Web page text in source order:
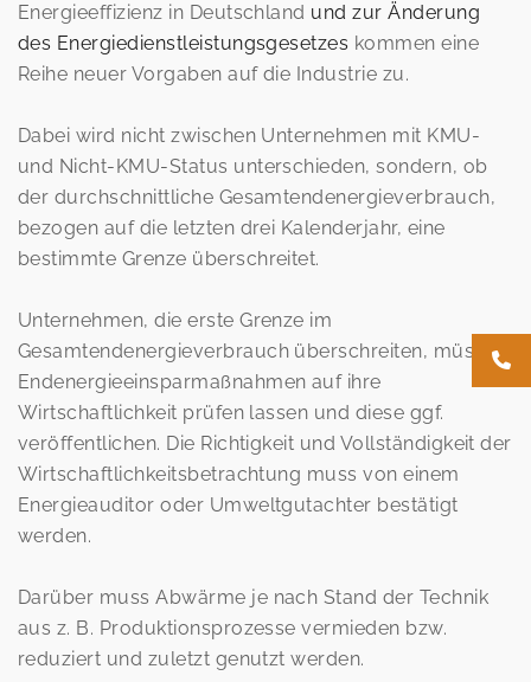
Energieeffizienz in Deutschland und zur Änderung
des Energiedienstleistungsgesetzes kommen eine
Reihe neuer Vorgaben auf die Industrie zu.
Dabei wird nicht zwischen Unternehmen mit KMU-
und Nicht-KMU-Status unterschieden, sondern, ob
der durchschnittliche Gesamtendenergieverbrauch,
bezogen auf die letzten drei Kalenderjahr, eine
bestimmte Grenze überschreitet.
Unternehmen, die erste Grenze im
Gesamtendenergieverbrauch überschreiten, müssen
Endenergieeinsparmaßnahmen auf ihre
Wirtschaftlichkeit prüfen lassen und diese ggf.
veröffentlichen. Die Richtigkeit und Vollständigkeit der
Wirtschaftlichkeitsbetrachtung muss von einem
Energieauditor oder Umweltgutachter bestätigt
werden.
Darüber muss Abwärme je nach Stand der Technik
aus z. B. Produktionsprozesse vermieden bzw.
reduziert und zuletzt genutzt werden.